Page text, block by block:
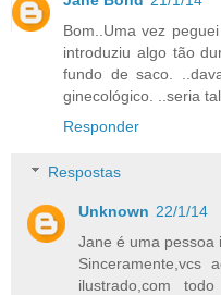
Bom..Uma vez
introduziu algo tão
fundo de saco.
ginecológico. ..seria
Responder
Respostas
Unknown 22/1/14
Jane é uma pessoa
Sinceramente,vcs
ilustrado,com